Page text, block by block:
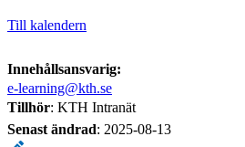
Till kalendern
Innehållsansvarig:
e-learning@kth.se
Tillhör: KTH Intranät
Senast ändrad: 2025-08-13